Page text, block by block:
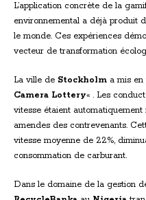
L’application concrète de la
environnemental a déjà produit
le monde. Ces expériences
vecteur de transformation
La ville de Stockholm a mis en
Camera Lottery« . Les
vitesse étaient
amendes des contrevenants.
vitesse moyenne de 22%,
consommation de carburant.
Dans le domaine de la gestion